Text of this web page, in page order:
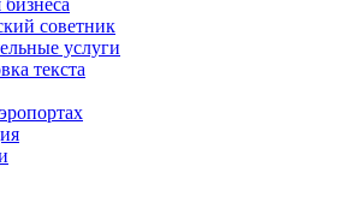
советник
услуги
текста